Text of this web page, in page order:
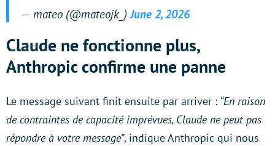
— mateo (@mateojk_)June 2, 2026
Claude ne fonctionne plus,
Anthropic confirme une panne
Le message suivant finit ensuite par arriver : “En raison
de contraintes de capacité imprévues, Claude ne peut pas
répondre à votre message”, indique Anthropic qui nous